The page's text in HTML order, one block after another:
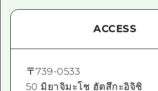
ACCESS
〒739-0533
50 มิยาจิมะโช ฮัตสึกะอิจิชิ